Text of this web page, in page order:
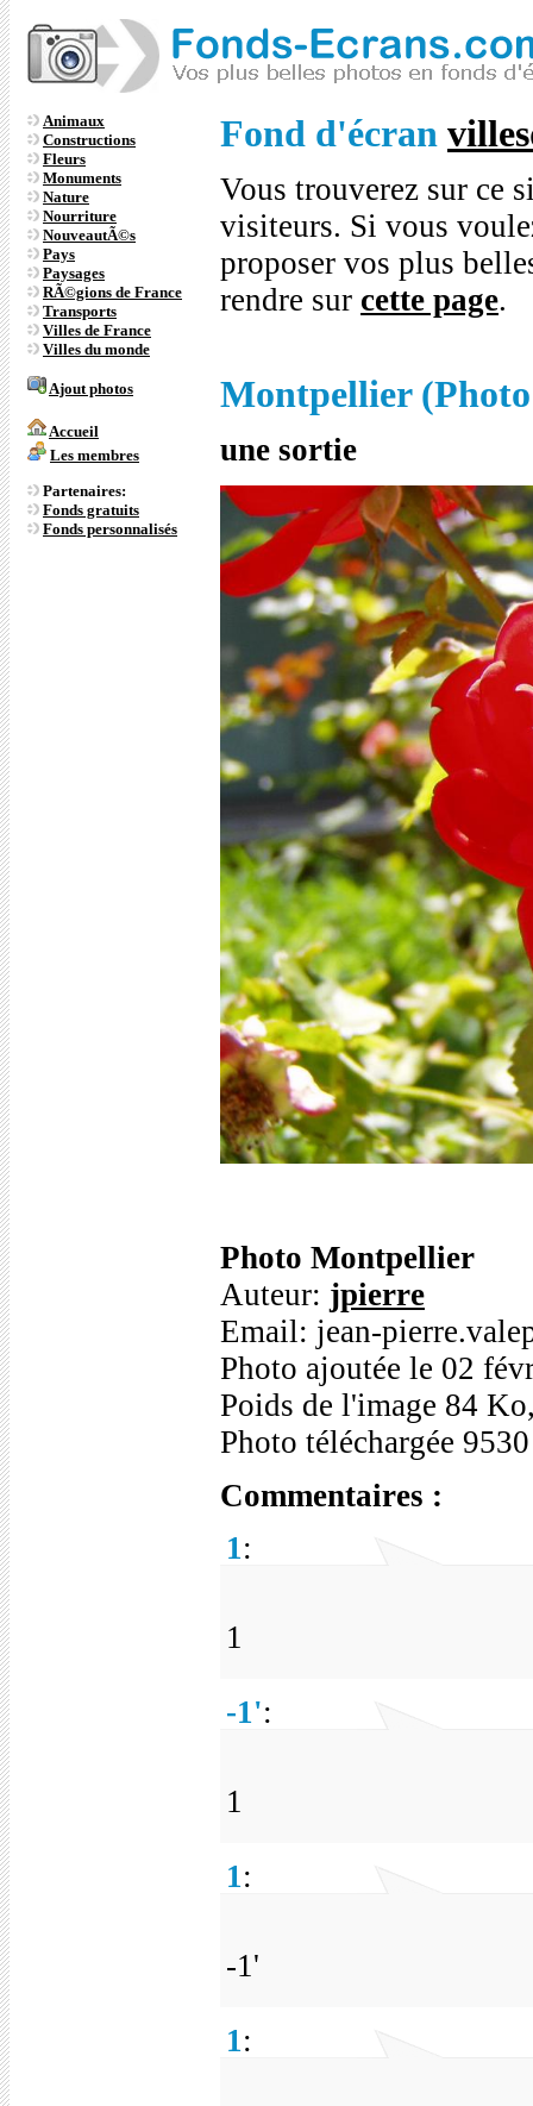
Animaux
Constructions
Fleurs
Monuments
Nature
Nourriture
NouveautÃ©s
Pays
Paysages
RÃ©gions de France
Transports
Villes de France
Villes du monde
Ajout photos
Accueil
Les membres
Partenaires:
Fonds gratuits
Fonds personnalisés
Fond d'écran
Vous trouverez sur ce
visiteurs. Si vous
proposer vos plus
rendre sur cette page.
Montpellier
une sortie
Photo Montpellier
Auteur: jpierre
Email: jean-
Photo ajoutée le 02
Poids de l'image 84
Photo téléchargée
Commentaires :
1:
1
-1':
1
1:
-1'
1: